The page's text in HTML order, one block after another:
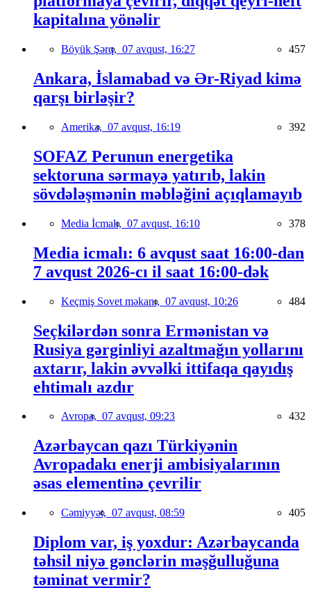
kapitalına yönəlir
Böyük Şərq, 07 avqust, 16:27 457
Ankara, İslamabad və Ər-Riyad kimə
qarşı birləşir?
Amerika, 07 avqust, 16:19 392
SOFAZ Perunun energetika
sektoruna sərmayə yatırıb, lakin
sövdələşmənin məbləğini açıqlamayıb
Media İcmalı, 07 avqust, 16:10 378
Media icmalı: 6 avqust saat 16:00-dan
7 avqust 2026-cı il saat 16:00-dək
Keçmiş Sovet məkanı, 07 avqust, 10:26 484
Seçkilərdən sonra Ermənistan və
Rusiya gərginliyi azaltmağın yollarını
axtarır, lakin əvvəlki ittifaqa qayıdış
ehtimalı azdır
Avropa, 07 avqust, 09:23 432
Azərbaycan qazı Türkiyənin
Avropadakı enerji ambisiyalarının
əsas elementinə çevrilir
Cəmiyyət, 07 avqust, 08:59 405
Diplom var, iş yoxdur: Azərbaycanda
təhsil niyə gənclərin məşğulluğuna
təminat vermir?